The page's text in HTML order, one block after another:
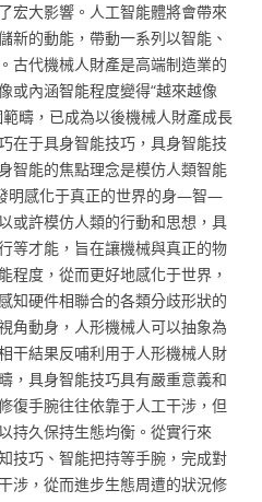
了宏大影響。人工智能體將會帶來
新的動能，帶動一系列以智能、
古代機械人財產是高端制造業的
或內涵智能程度變得“越來越像
疇，已成為以後機械人財產成長
在于具身智能技巧，具身智能技
智能的焦點理念是模仿人類智能
明感化于真正的世界的身—智—
或許模仿人類的行動和思想，具
等才能，旨在讓機械與真正的物
程度，從而更好地感化于世界，
知硬件相聯合的各類分歧形狀的
角動身，人形機械人可以抽象為
干結果反哺利用于人形機械人財
，具身智能技巧具有嚴重意義和
復手腕往往依靠于人工干涉，但
持久保持生態均衡。從實行來
技巧、智能把持等手腕，完成對
涉，從而進步生態周遭的狀況修